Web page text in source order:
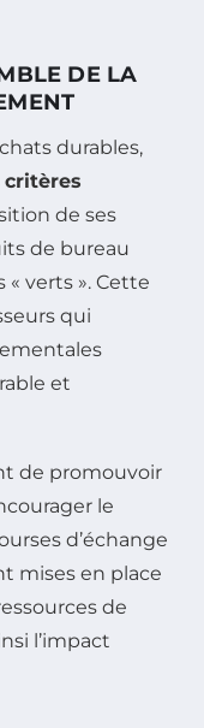
DE LA
durables,
critères
de ses
de bureau
verts ». Cette
qui
et
de promouvoir
le
d’échange
mises en place
de
l’impact